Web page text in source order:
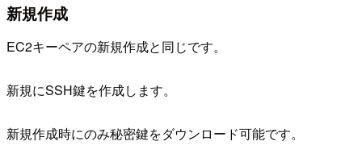
新規作成
EC2キーペアの新規作成と同じです。
新規にSSH鍵を作成します。
新規作成時にのみ秘密鍵をダウンロード可能です。